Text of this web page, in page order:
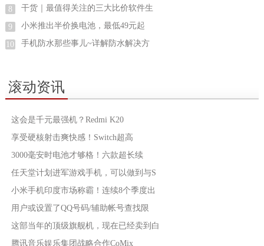
8 干货｜最值得关注的三大比价软件生
9 小米推出半价换电池，最低49元起
10 手机防水那些事儿~详解防水解决方
滚动资讯
这会是千元最强机？Redmi K20
享受硬核射击爽快感！Switch超高
3000毫安时电池才够格！六款超长续
任天堂计划进军游戏手机，可以做到与S
小米手机印度市场称霸！连续8个季度出
用户或设置了QQ号码/辅助帐号查找限
这部当年的顶级旗舰机，现在已经卖到白
腾讯音乐娱乐集团战略合作CoMix